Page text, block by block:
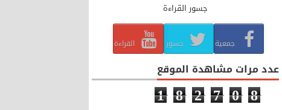
جسور القراءة
جمعية جسور القراءة
عدد مرات مشاهدة الموقع
1 8 2 7 0 8